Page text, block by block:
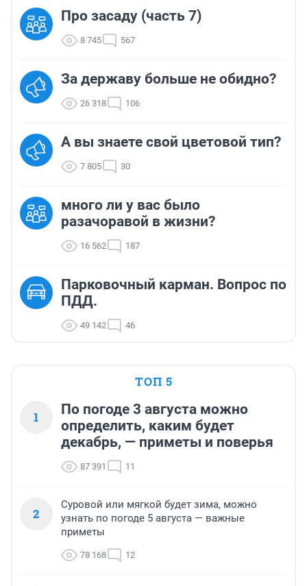
Про засаду (часть 7)
8 745 567
За державу больше не обидно?
26 318 106
А вы знаете свой цветовой тип?
7 805 30
много ли у вас было
разачоравой в жизни?
16 562 187
Парковочный карман. Вопрос по
ПДД.
49 142 46
ТОП 5
1
По погоде 3 августа можно
определить, каким будет
декабрь, — приметы и поверья
87 391 11
2
Суровой или мягкой будет зима, можно
узнать по погоде 5 августа — важные
приметы
78 168 12